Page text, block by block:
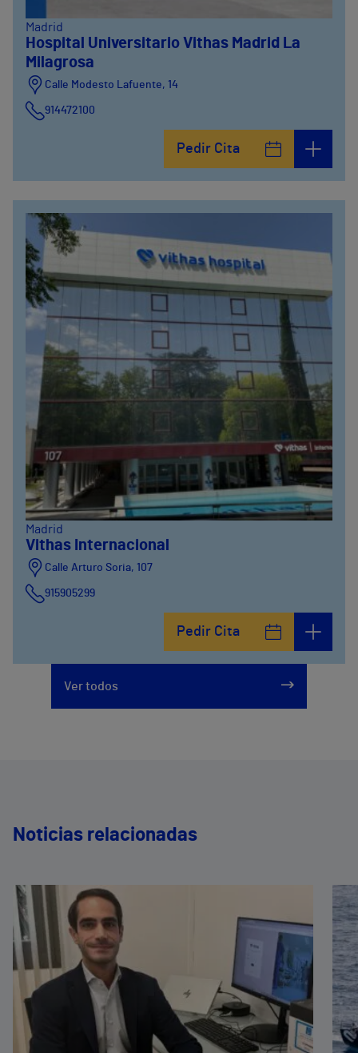
Madrid
Hospital Universitario Vithas Madrid La
Milagrosa
Calle Modesto Lafuente, 14
914472100
Pedir Cita
Madrid
Vithas Internacional
Calle Arturo Soria, 107
915905299
Pedir Cita
Ver todos
Noticias relacionadas